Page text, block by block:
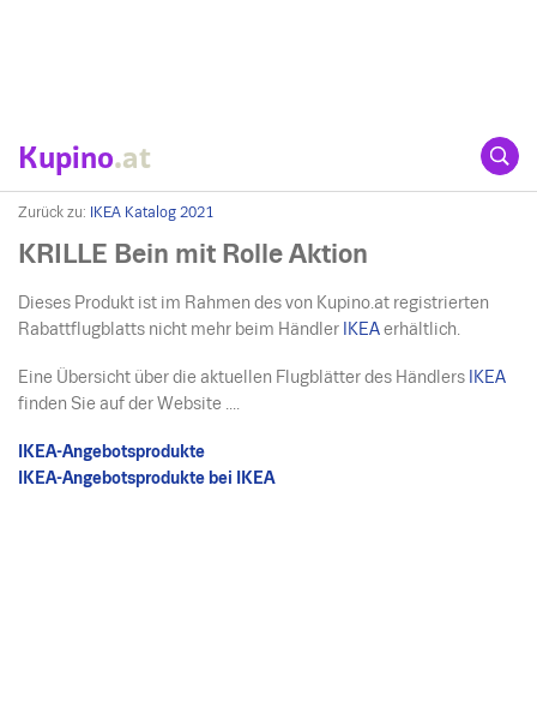
Kupino.at
Zurück zu: IKEA Katalog 2021
KRILLE Bein mit Rolle Aktion
Dieses Produkt ist im Rahmen des von Kupino.at registrierten
Rabattflugblatts nicht mehr beim Händler IKEAerhältlich.
Eine Übersicht über die aktuellen Flugblätter des Händlers IKEA
finden Sie auf der Website ....
IKEA-Angebotsprodukte
IKEA-Angebotsprodukte bei IKEA